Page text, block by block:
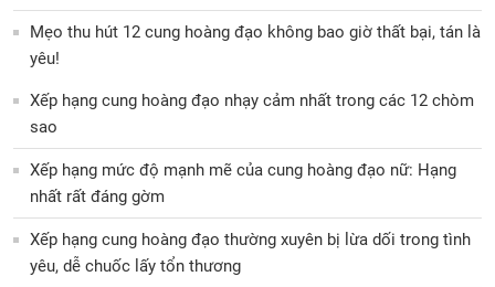
Mẹo thu hút 12 cung hoàng đạo không bao giờ thất bại, tán là
yêu!
Xếp hạng cung hoàng đạo nhạy cảm nhất trong các 12 chòm
sao
Xếp hạng mức độ mạnh mẽ của cung hoàng đạo nữ: Hạng
nhất rất đáng gờm
Xếp hạng cung hoàng đạo thường xuyên bị lừa dối trong tình
yêu, dễ chuốc lấy tổn thương